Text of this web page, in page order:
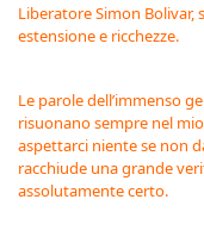
Liberatore Simon Bolivar,
estensione e ricchezze.
Le parole dell’immenso
risuonano sempre nel
aspettarci niente se non
racchiude una grande
assolutamente certo.